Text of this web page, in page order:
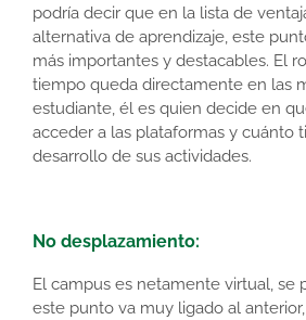
podría decir que en la lista de
alternativa de aprendizaje, este
más importantes y destacables. El
tiempo queda directamente en las
estudiante, él es quien decide en
acceder a las plataformas y cuánto
desarrollo de sus actividades.
No desplazamiento:
El campus es netamente virtual, se
este punto va muy ligado al